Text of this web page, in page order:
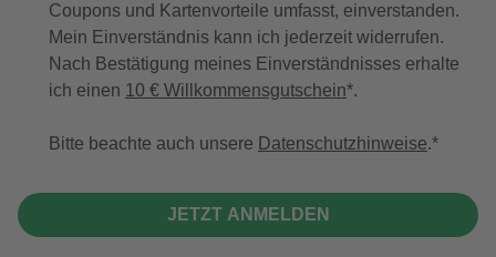
Coupons und Kartenvorteile umfasst, einverstanden.
Mein Einverständnis kann ich jederzeit widerrufen.
Nach Bestätigung meines Einverständnisses erhalte
ich einen 10 € Willkommensgutschein*.
Bitte beachte auch unsere Datenschutzhinweise.
JETZT ANMELDEN